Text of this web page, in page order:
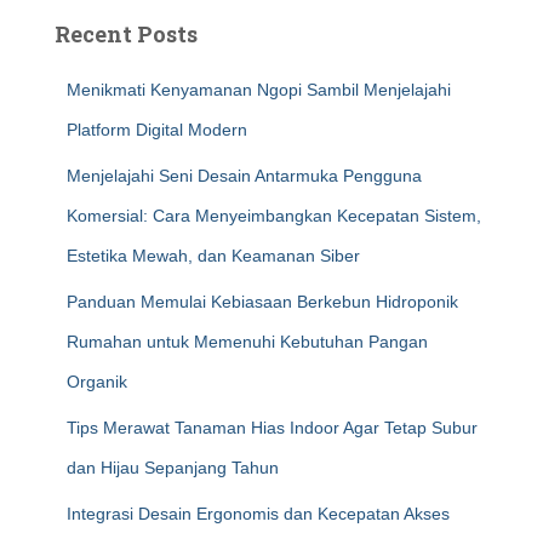
Recent Posts
Menikmati Kenyamanan Ngopi Sambil Menjelajahi
Platform Digital Modern
Menjelajahi Seni Desain Antarmuka Pengguna
Komersial: Cara Menyeimbangkan Kecepatan Sistem,
Estetika Mewah, dan Keamanan Siber
Panduan Memulai Kebiasaan Berkebun Hidroponik
Rumahan untuk Memenuhi Kebutuhan Pangan
Organik
Tips Merawat Tanaman Hias Indoor Agar Tetap Subur
dan Hijau Sepanjang Tahun
Integrasi Desain Ergonomis dan Kecepatan Akses